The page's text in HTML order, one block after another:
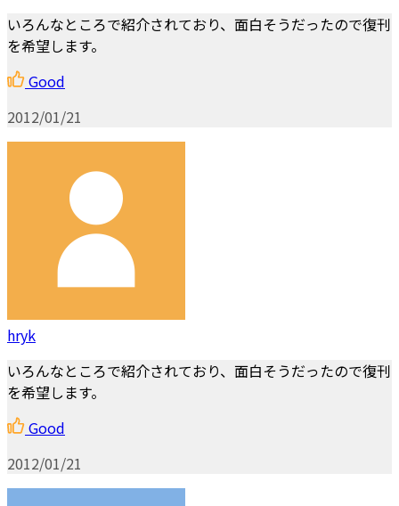
いろんなところで紹介されており、面白そうだったので復刊
を希望します。
Good
2012/01/21
hryk
いろんなところで紹介されており、面白そうだったので復刊
を希望します。
Good
2012/01/21